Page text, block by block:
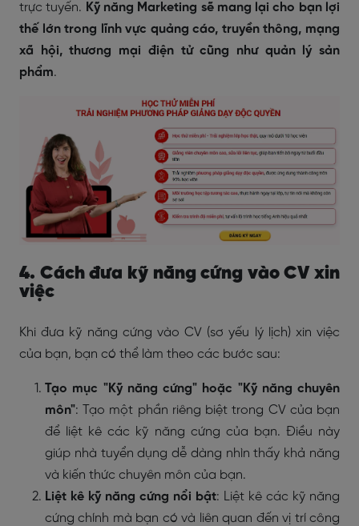
trực tuyến. Kỹ năng Marketing sẽ mang lại cho bạn lợi
thế lớn trong lĩnh vực quảng cáo, truyền thông, mạng
xã hội, thương mại điện tử cũng như quản lý sản
phẩm.
4. Cách đưa kỹ năng cứng vào CV xin
việc
Khi đưa kỹ năng cứng vào CV (sơ yếu lý lịch) xin việc
của bạn, bạn có thể làm theo các bước sau:
Tạo mục "Kỹ năng cứng" hoặc "Kỹ năng chuyên
môn": Tạo một phần riêng biệt trong CV của bạn
để liệt kê các kỹ năng cứng của bạn. Điều này
giúp nhà tuyển dụng dễ dàng nhìn thấy khả năng
và kiến thức chuyên môn của bạn.
Liệt kê kỹ năng cứng nổi bật: Liệt kê các kỹ năng
cứng chính mà bạn có và liên quan đến vị trí công